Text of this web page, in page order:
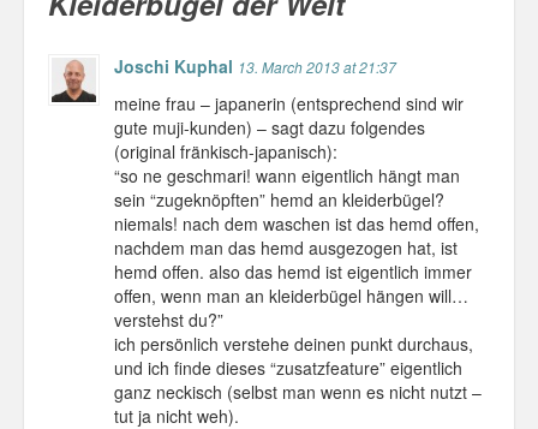
Joschi Kuphal 13. March 2013 at 21:37
meine frau – japanerin (entsprechend sind wir
gute muji-kunden) – sagt dazu folgendes
(original fränkisch-japanisch):
“so ne geschmari! wann eigentlich hängt man
sein “zugeknöpften” hemd an kleiderbügel?
niemals! nach dem waschen ist das hemd offen,
nachdem man das hemd ausgezogen hat, ist
hemd offen. also das hemd ist eigentlich immer
offen, wenn man an kleiderbügel hängen will…
verstehst du?”
ich persönlich verstehe deinen punkt durchaus,
und ich finde dieses “zusatzfeature” eigentlich
ganz neckisch (selbst man wenn es nicht nutzt –
tut ja nicht weh).